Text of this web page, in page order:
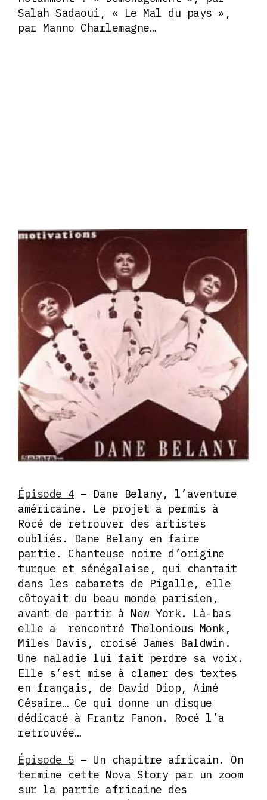
Salah Sadaoui, « Le Mal du pays »,
par Manno Charlemagne…
Épisode 4– Dane Belany, l’aventure
américaine. Le projet a permis à
Rocé de retrouver des artistes
oubliés. Dane Belany en faire
partie. Chanteuse noire d’origine
turque et sénégalaise, qui chantait
dans les cabarets de Pigalle, elle
côtoyait du beau monde parisien,
avant de partir à New York. Là-bas
elle a rencontré Thelonious Monk,
Miles Davis, croisé James Baldwin.
Une maladie lui fait perdre sa voix.
Elle s’est mise à clamer des textes
en français, de David Diop, Aimé
Césaire… Ce qui donne un disque
dédicacé à Frantz Fanon. Rocé l’a
retrouvée…
Épisode 5 – Un chapitre africain. On
termine cette Nova Story par un zoom
sur la partie africaine des